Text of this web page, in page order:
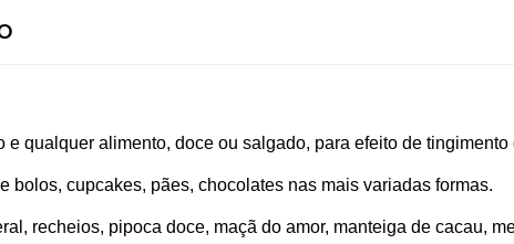
e qualquer alimento, doce ou salgado, para efeito de tingimento
bolos, cupcakes, pães, chocolates nas mais variadas formas.
recheios, pipoca doce, maçã do amor, manteiga de cacau,